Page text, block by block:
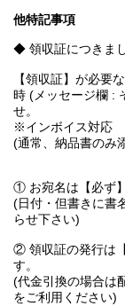
他特記事項
◆ 領収証につきま
【領収証】が必要
時 (メッセージ欄 :
せ。
※インボイス対応
(通常、納品書のみ
① お宛名は【必ず
(日付・但書きに書
らせ下さい)
② 領収証の発行は
す。
(代金引換の場合は
をご利用ください)